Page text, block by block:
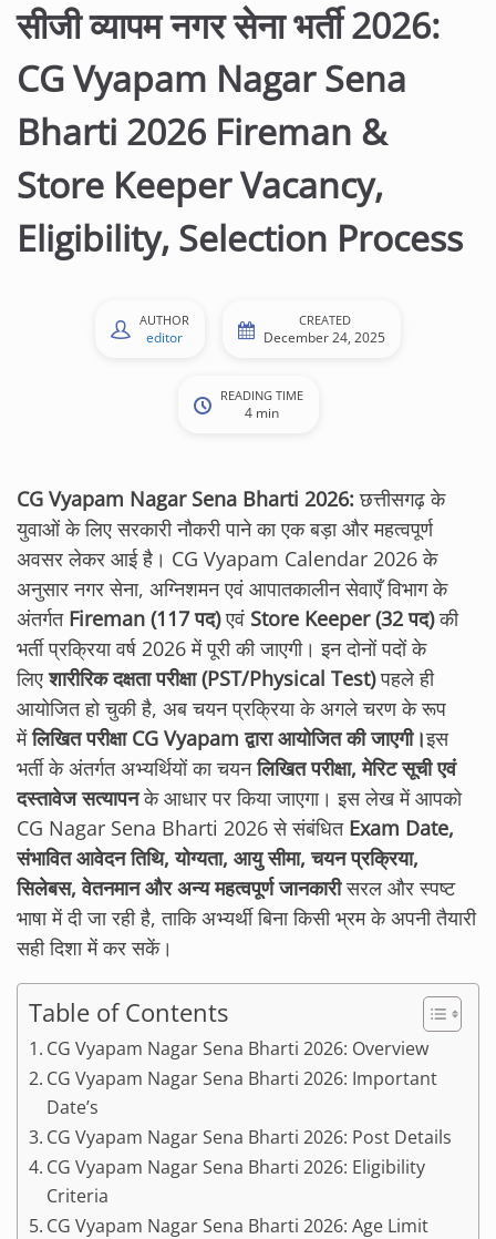
सीजी व्यापम नगर सेना भर्ती 2026:
CG Vyapam Nagar Sena
Bharti 2026 Fireman &
Store Keeper Vacancy,
Eligibility, Selection Process
AUTHOR
editor
CREATED
December 24, 2025
READING TIME
4 min
CG Vyapam Nagar Sena Bharti 2026: छत्तीसगढ़ के
युवाओं के लिए सरकारी नौकरी पाने का एक बड़ा और महत्वपूर्ण
अवसर लेकर आई है। CG Vyapam Calendar 2026 के
अनुसार नगर सेना, अग्निशमन एवं आपातकालीन सेवाएँ विभाग के
अंतर्गत Fireman (117 पद)एवं Store Keeper (32 पद)की
भर्ती प्रक्रिया वर्ष 2026 में पूरी की जाएगी। इन दोनों पदों के
लिएशारीरिक दक्षता परीक्षा (PST/Physical Test)पहले ही
आयोजित हो चुकी है, अब चयन प्रक्रिया के अगले चरण के रूप
मेंलिखित परीक्षा CG Vyapam द्वारा आयोजित की जाएगी।इस
भर्ती के अंतर्गत अभ्यर्थियों का चयनलिखित परीक्षा, मेरिट सूची एवं
दस्तावेज सत्यापनके आधार पर किया जाएगा। इस लेख में आपको
CG Nagar Sena Bharti 2026 से संबंधित Exam Date,
संभावित आवेदन तिथि, योग्यता, आयु सीमा, चयन प्रक्रिया,
सिलेबस, वेतनमान और अन्य महत्वपूर्ण जानकारीसरल और स्पष्ट
भाषा में दी जा रही है, ताकि अभ्यर्थी बिना किसी भ्रम के अपनी तैयारी
सही दिशा में कर सकें।
Table of Contents
CG Vyapam Nagar Sena Bharti 2026: Overview
CG Vyapam Nagar Sena Bharti 2026: Important
Date’s
CG Vyapam Nagar Sena Bharti 2026: Post Details
CG Vyapam Nagar Sena Bharti 2026: Eligibility
Criteria
CG Vyapam Nagar Sena Bharti 2026: Age Limit